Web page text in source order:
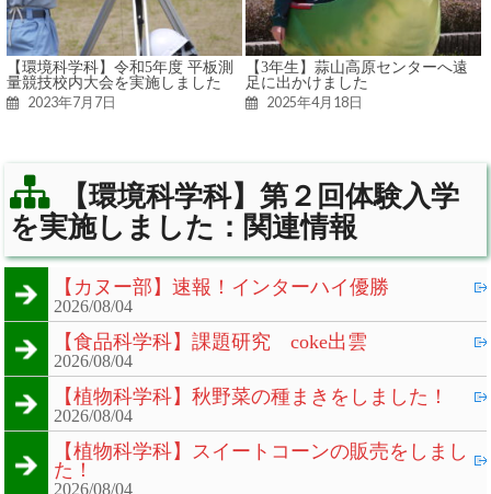
【環境科学科】令和5年度 平板測
量競技校内大会を実施しました
2023年7月7日
【3年生】蒜山高原センターへ遠
足に出かけました
2025年4月18日
【環境科学科】第２回体験入学
を実施しました：関連情報
【カヌー部】速報！インターハイ優勝
2026/08/04
【食品科学科】課題研究 coke出雲
2026/08/04
【植物科学科】秋野菜の種まきをしました！
2026/08/04
【植物科学科】スイートコーンの販売をしまし
た！
2026/08/04